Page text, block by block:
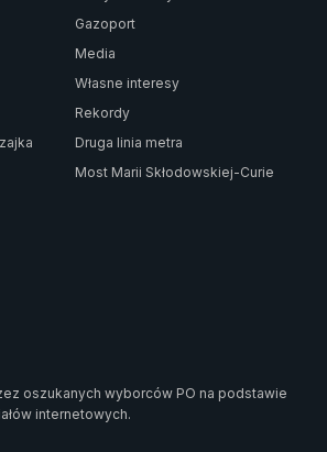
Gazoport
Media
Własne interesy
Rekordy
Druga linia metra
Most Marii Skłodowskiej-Curie
oszukanych wyborców PO na podstawie
internetowych.